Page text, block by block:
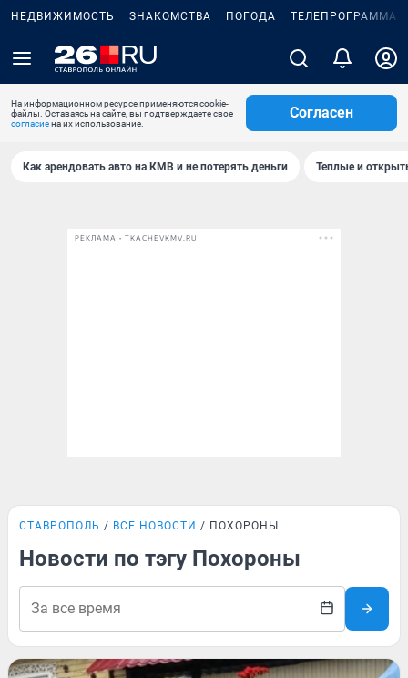
НЕДВИЖИМОСТЬ ЗНАКОМСТВА ПОГОДА ТЕЛЕПРОГРАММА
На информационном ресурсе применяются cookie-
файлы. Оставаясь на сайте, вы подтверждаете свое
согласиена их использование.
Согласен
Как арендовать авто на КМВ и не потерять деньги Теплые и
РЕКЛАМА • TKACHEVKMV.RU
СТАВРОПОЛЬ ВСЕ НОВОСТИ ПОХОРОНЫ
Новости по тэгу Похороны